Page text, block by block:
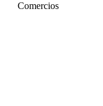
Comercios